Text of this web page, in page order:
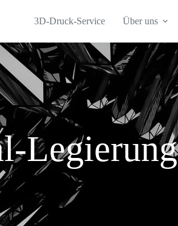
3D-Druck-Service Über uns
Legierung